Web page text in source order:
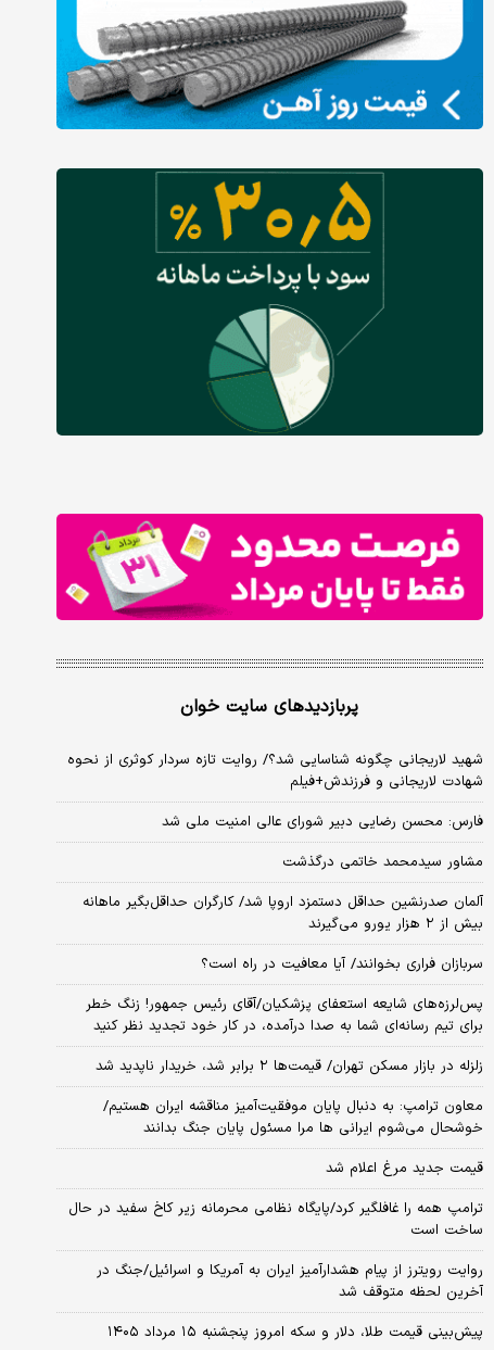
پربازدیدهای سایت خوان
شهید لاریجانی چگونه شناسایی شد؟/ روایت تازه سردار کوثری از نحوه
شهادت لاریجانی و فرزندش+فیلم
فارس: محسن رضایی دبیر شورای عالی امنیت ملی شد
مشاور سیدمحمد خاتمی درگذشت
آلمان صدرنشین حداقل دستمزد اروپا شد/ کارگران حداقل‌بگیر ماهانه
بیش از ۲ هزار یورو می‌گیرند
سربازان فراری بخوانند/ آیا معافیت در راه است؟
پس‌لرزه‌های شایعه استعفای پزشکیان/آقای رئیس جمهور! زنگ خطر
برای تیم رسانه‌ای شما به صدا درآمده، در کار خود تجدید نظر کنید
زلزله در بازار مسکن تهران/ قیمت‌ها ۲ برابر شد، خریدار ناپدید شد
معاون ترامپ: به دنبال پایان موفقیت‌آمیز مناقشه ایران هستیم/
خوشحال می‌شوم ایرانی ها مرا مسئول پایان جنگ بدانند
قیمت جدید مرغ اعلام شد
ترامپ همه را غافلگیر کرد/پایگاه نظامی محرمانه زیر کاخ سفید در حال
ساخت است
روایت رویترز از پیام هشدارآمیز ایران به آمریکا و اسرائیل/جنگ در
آخرین لحظه متوقف شد
پیش‌بینی قیمت طلا، دلار و سکه امروز پنجشنبه ۱۵ مرداد ۱۴۰۵